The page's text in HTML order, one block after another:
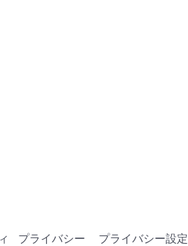
プライバシー プライバシー設定